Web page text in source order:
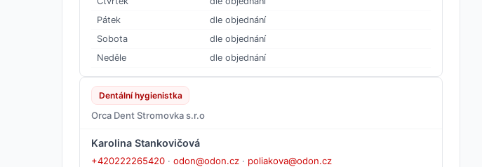
Pátek
dle objednání
Sobota
dle objednání
Neděle
dle objednání
Dentální hygienistka
Orca Dent Stromovka s.r.o
Karolina Stankovičová
+420222265420 · odon@odon.cz · poliakova@odon.cz